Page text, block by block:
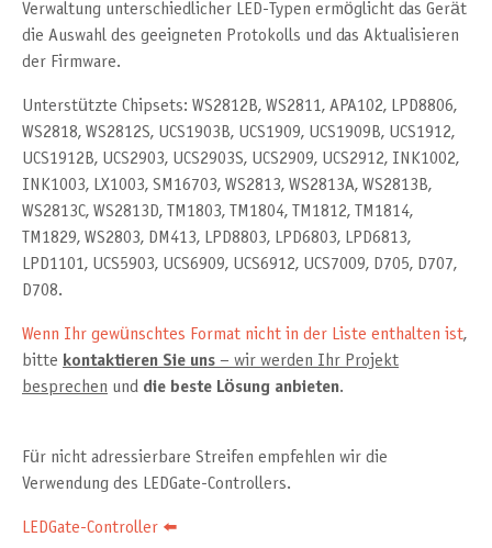
Verwaltung unterschiedlicher LED-Typen ermöglicht das Gerät
die Auswahl des geeigneten Protokolls und das Aktualisieren
der Firmware.
Unterstützte Chipsets: WS2812B, WS2811, APA102, LPD8806,
WS2818, WS2812S, UCS1903B, UCS1909, UCS1909B, UCS1912,
UCS1912B, UCS2903, UCS2903S, UCS2909, UCS2912, INK1002,
INK1003, LX1003, SM16703, WS2813, WS2813A, WS2813B,
WS2813C, WS2813D, TM1803, TM1804, TM1812, TM1814,
TM1829, WS2803, DM413, LPD8803, LPD6803, LPD6813,
LPD1101, UCS5903, UCS6909, UCS6912, UCS7009, D705, D707,
D708.
Wenn Ihr gewünschtes Format nicht in der Liste enthalten ist,
bitte kontaktieren Sie uns – wir werden Ihr Projekt
besprechen und die beste Lösung anbieten.
Für nicht adressierbare Streifen empfehlen wir die
Verwendung des LEDGate-Controllers.
LEDGate-Controller ⬅️